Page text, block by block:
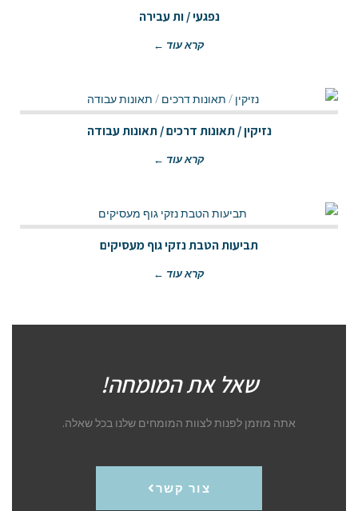
נפגעי / ות עבירה
קרא עוד ←
נזיקין / תאונות דרכים / תאונות עבודה
קרא עוד ←
תביעות הטבת נזקי גוף מעסיקים
קרא עוד ←
שאל את המומחה!
אתה מוזמן לפנות לצוות המומחים שלנו בכל שאלה.
צור קשר